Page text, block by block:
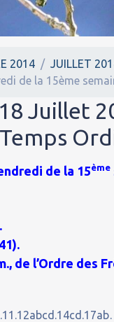
2014
JUILLET
de la 15ème
Juillet
de la 15ème
de l’Ordre des